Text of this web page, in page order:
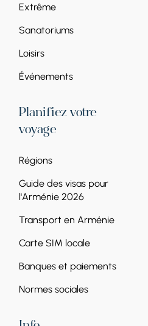
Extrême
Sanatoriums
Loisirs
Événements
Planifiez votre
voyage
Régions
Guide des visas pour
l'Arménie 2026
Transport en Arménie
Carte SIM locale
Banques et paiements
Normes sociales